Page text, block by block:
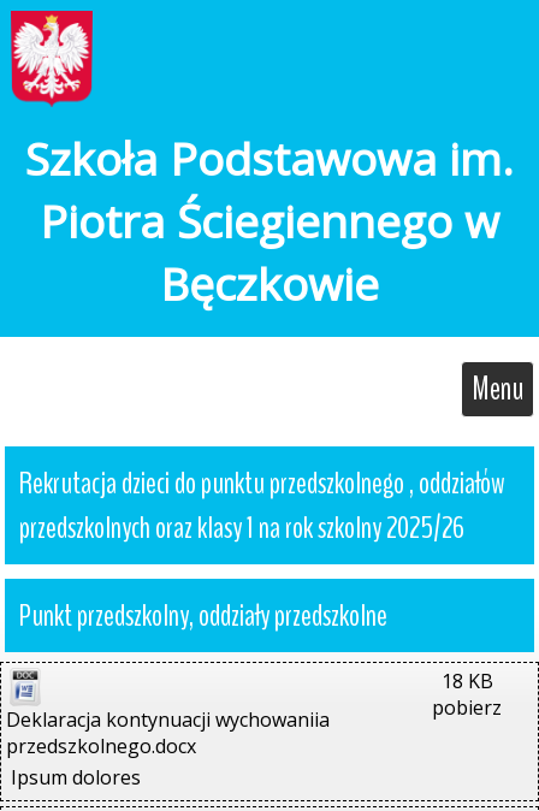
Szkoła Podstawowa im.
Piotra Ściegiennego w
Bęczkowie
Menu
Rekrutacja dzieci do punktu przedszkolnego , oddziałów
przedszkolnych oraz klasy 1 na rok szkolny 2025/26
Punkt przedszkolny, oddziały przedszkolne
Deklaracja kontynuacji wychowaniia
przedszkolnego.docx
18 KB
pobierz
Ipsum dolores